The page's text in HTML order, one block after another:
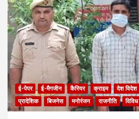
ई-पेपर ई-मैगजीन कैरियर क्राइम देश विदेश
प्रादेशिक
बिजनेस मनोरंजन राजनीति विविध